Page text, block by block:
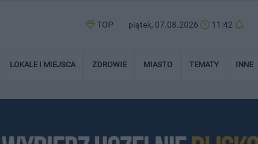
TOP piątek, 07.08.2026 11:42
LOKALE I MIEJSCA ZDROWIE MIASTO TEMATY INNE